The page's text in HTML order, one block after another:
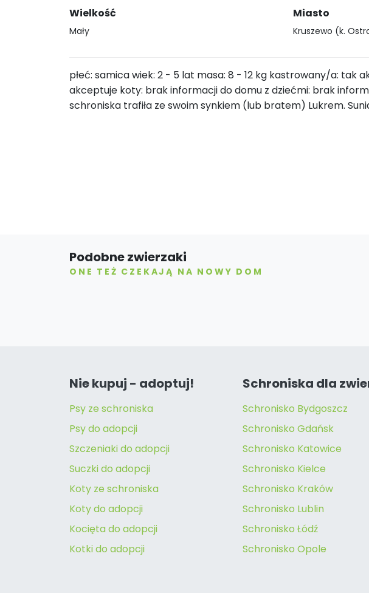
Wielkość
Mały
Miasto
Kruszewo (k.
płeć: samica wiek: 2 - 5 lat masa: 8 - 12 kg kastrowany/a: tak
akceptuje koty: brak informacji do domu z dziećmi: brak
schroniska trafiła ze swoim synkiem (lub bratem) Lukrem.
Podobne zwierzaki
ONE TEŻ CZEKAJĄ NA NOWY DOM
Nie kupuj - adoptuj!
Psy ze schroniska
Psy do adopcji
Szczeniaki do adopcji
Suczki do adopcji
Koty ze schroniska
Koty do adopcji
Kocięta do adopcji
Kotki do adopcji
Schroniska dla
Schronisko Bydgoszcz
Schronisko Gdańsk
Schronisko Katowice
Schronisko Kielce
Schronisko Kraków
Schronisko Lublin
Schronisko Łódź
Schronisko Opole